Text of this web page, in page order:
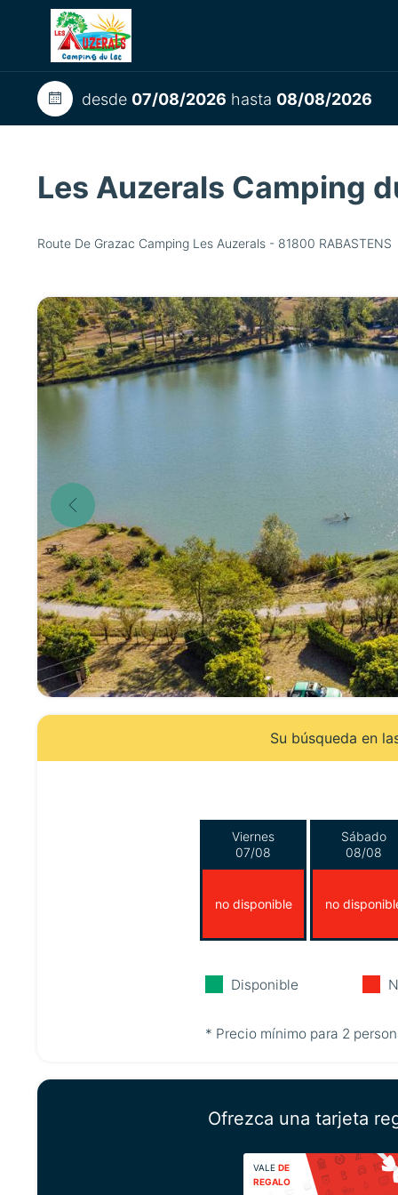
desde 07/08/2026 hasta 08/08/2026
Les Auzerals Camping
Route De Grazac Camping Les Auzerals - 81800 RABASTENS
Su búsqueda en
Viernes
07/08
no disponible
Sábado
08/08
no
Disponible
* Precio mínimo para 2
Ofrezca una tarjeta
VALE DE
REGALO